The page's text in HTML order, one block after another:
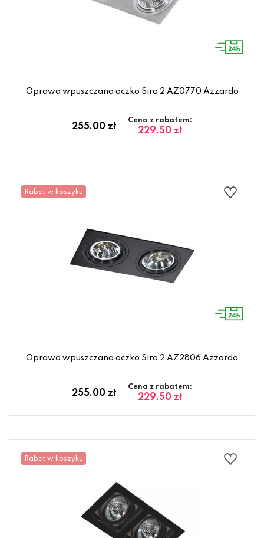
Oprawa wpuszczana oczko Siro 2 AZ0770 Azzardo
255.00 zł
Cena z rabatem:
229.50 zł
Rabat w koszyku
Oprawa wpuszczana oczko Siro 2 AZ2806 Azzardo
255.00 zł
Cena z rabatem:
229.50 zł
Rabat w koszyku